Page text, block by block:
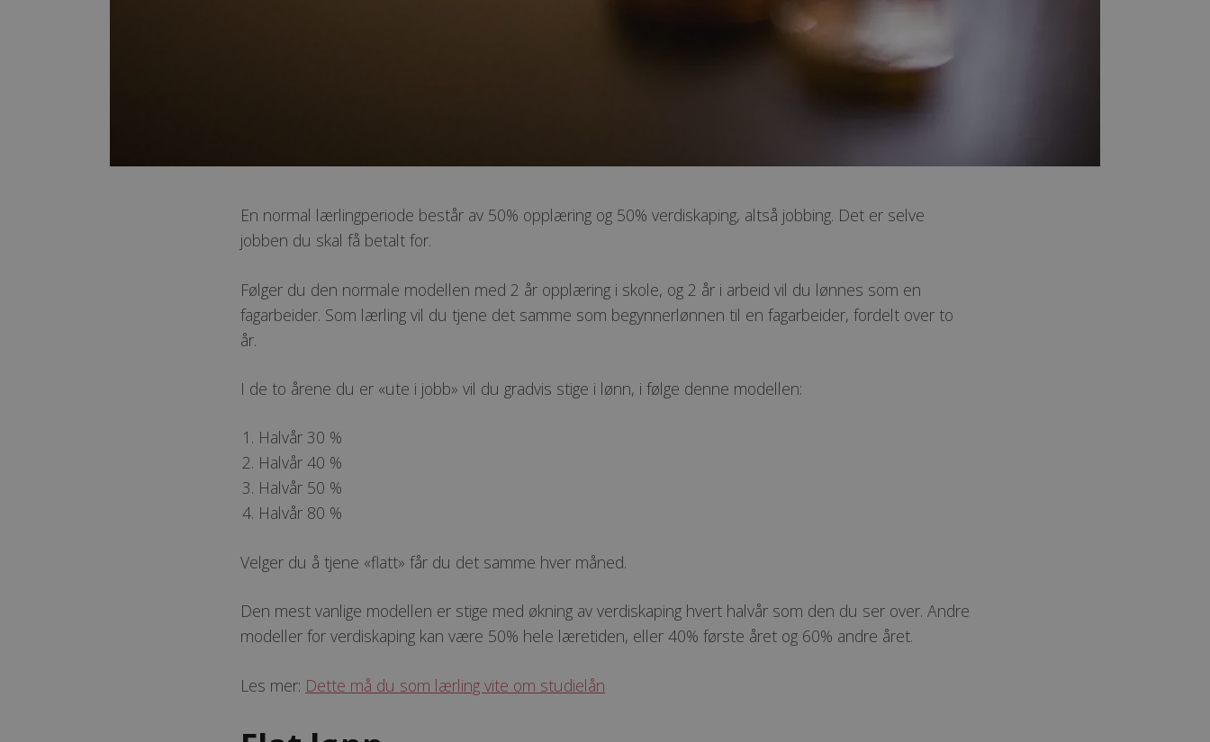
En normal lærlingperiode består av 50% opplæring og 50% verdiskaping, altså jobbing. Det er selve
jobben du skal få betalt for.
Følger du den normale modellen med 2 år opplæring i skole, og 2 år i arbeid vil du lønnes som en
fagarbeider. Som lærling vil du tjene det samme som begynnerlønnen til en fagarbeider, fordelt over to
år.
I de to årene du er «ute i jobb» vil du gradvis stige i lønn, i følge denne modellen:
Halvår 30 %
Halvår 40 %
Halvår 50 %
Halvår 80 %
Velger du å tjene «flatt» får du det samme hver måned.
Den mest vanlige modellen er stige med økning av verdiskaping hvert halvår som den du ser over. Andre
modeller for verdiskaping kan være 50% hele læretiden, eller 40% første året og 60% andre året.
Les mer: Dette må du som lærling vite om studielån